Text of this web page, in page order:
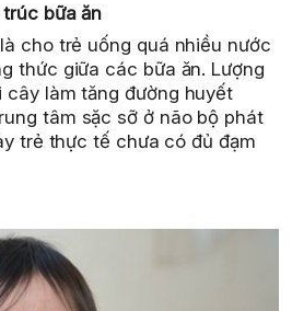
bữa ăn
cho trẻ uống quá nhiều nước
thức giữa các bữa ăn. Lượng
làm tăng đường huyết
tâm sặc sỡ ở não bộ phát
trẻ thực tế chưa có đủ đạm